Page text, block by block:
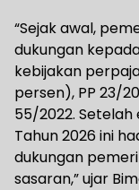
“Sejak awal,
dukungan
kebijakan
persen), PP 23/
55/2022. Setelah
Tahun 2026 ini
dukungan
sasaran,” ujar